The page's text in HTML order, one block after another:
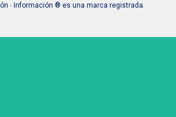
∙ Información ® es una marca registrada.